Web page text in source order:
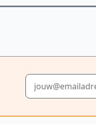
E-mailadres